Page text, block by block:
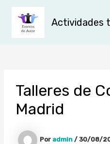
contenido
Actividades
Talleres de
Madrid
Por admin / 30/08/